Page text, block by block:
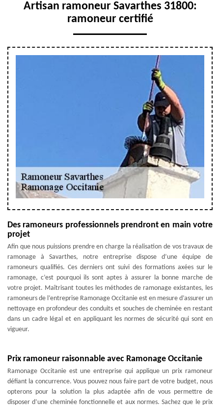
Artisan ramoneur Savarthes 31800:
ramoneur certifié
Des ramoneurs professionnels prendront en main votre
projet
Afin que nous puissions prendre en charge la réalisation de vos travaux de
ramonage à Savarthes, notre entreprise dispose d’une équipe de
ramoneurs qualifiés. Ces derniers ont suivi des formations axées sur le
ramonage, c’est pourquoi ils sont aptes à assurer la bonne marche de
votre projet. Maîtrisant toutes les méthodes de ramonage existantes, les
ramoneurs de l’entreprise Ramonage Occitanie est en mesure d’assurer un
nettoyage en profondeur des conduits et souches de cheminée en restant
dans un cadre légal et en appliquant les normes de sécurité qui sont en
vigueur.
Prix ramoneur raisonnable avec Ramonage Occitanie
Ramonage Occitanie est une entreprise qui applique un prix ramoneur
défiant la concurrence. Vous pouvez nous faire part de votre budget, nous
opterons pour la solution la plus adaptée afin de vous permettre de
disposer d’une cheminée fonctionnelle et aux normes. Sachez que le prix